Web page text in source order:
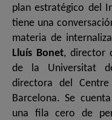
plan estratégico del
tiene una
materia de
Lluís Bonet, director
de la Universitat
directora del
Barcelona. Se
una fila cero de